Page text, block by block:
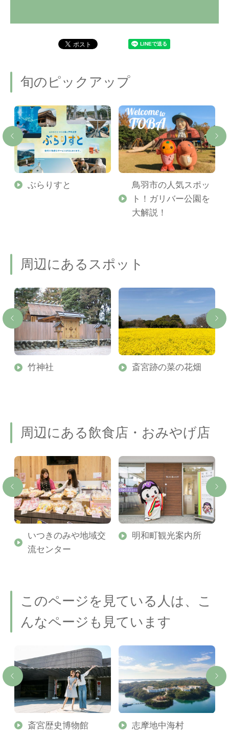
旬のピックアップ
ぶらりすと
鳥羽市の人気スポッ
ト！ガリバー公園を
大解説！
周辺にあるスポット
竹神社 斎宮跡の菜の花畑
周辺にある飲食店・おみやげ店
いつきのみや地域交
流センター
明和町観光案内所
このページを見ている人は、こ
んなページも見ています
斎宮歴史博物館 志摩地中海村